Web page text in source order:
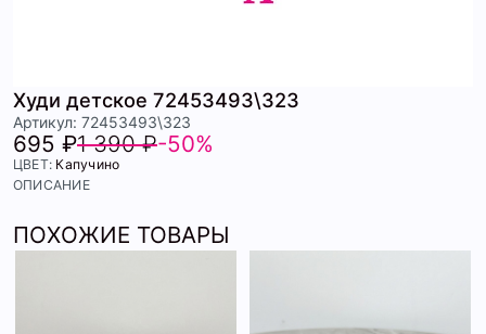
Худи детское 72453493\323
Артикул: 72453493\323
695 ₽1 390 ₽-50%
ЦВЕТ: Капучино
ОПИСАНИЕ
ПОХОЖИЕ ТОВАРЫ